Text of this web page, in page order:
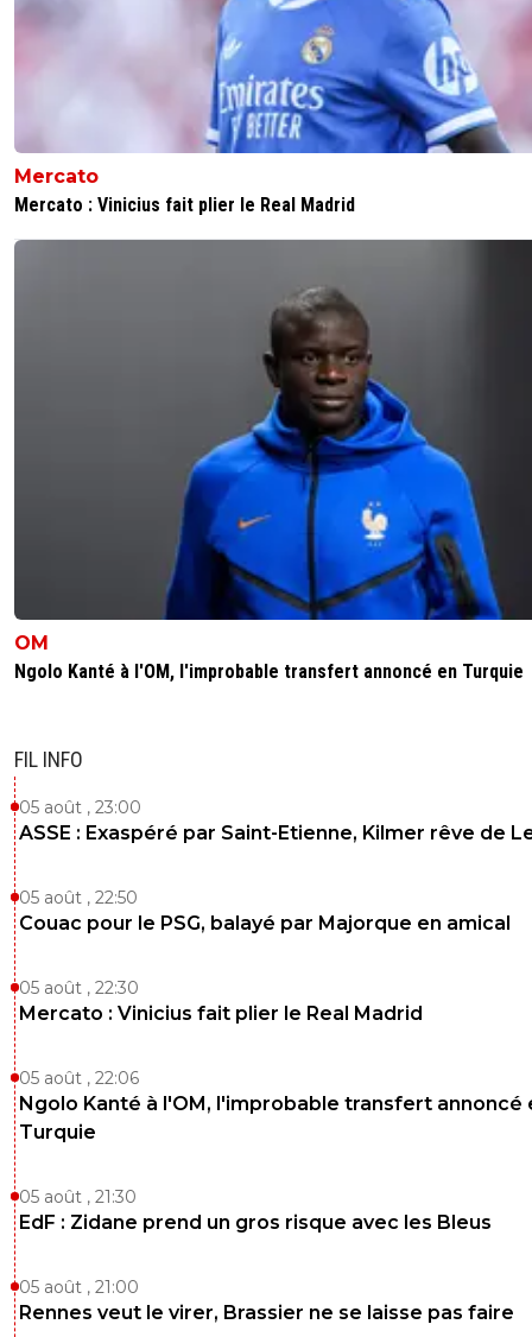
Mercato
Mercato : Vinicius fait plier le Real Madrid
OM
Ngolo Kanté à l'OM, l'improbable transfert annoncé en Turquie
FIL INFO
05 août , 23:00
ASSE : Exaspéré par Saint-Etienne, Kilmer rêve de
05 août , 22:50
Couac pour le PSG, balayé par Majorque en amical
05 août , 22:30
Mercato : Vinicius fait plier le Real Madrid
05 août , 22:06
Ngolo Kanté à l'OM, l'improbable transfert annoncé
Turquie
05 août , 21:30
EdF : Zidane prend un gros risque avec les Bleus
05 août , 21:00
Rennes veut le virer, Brassier ne se laisse pas faire